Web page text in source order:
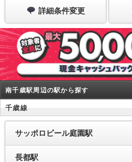
詳細条件変更
南千歳駅周辺の駅から探す
千歳線
サッポロビール庭園駅
長都駅